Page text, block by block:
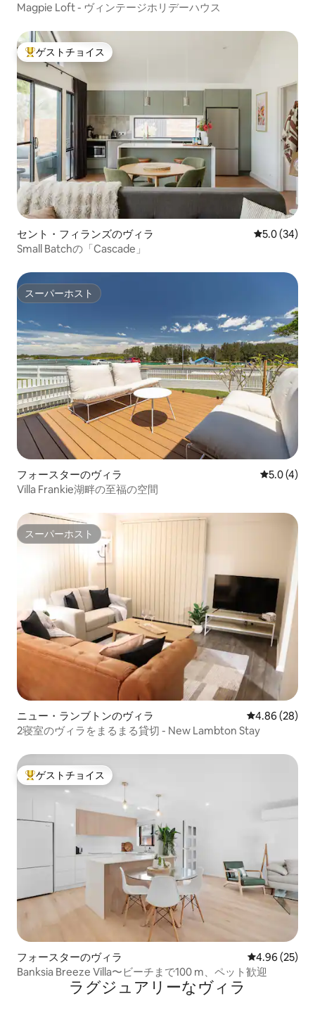
Magpie Loft - ヴィンテージホリデーハウス
大好評のゲストチョイスです。
ゲストチョイス
セント・フィランズのヴィラ レビュー34
5.0 (34)
Small Batchの「Cascade」
スーパーホスト
スーパーホスト
フォースターのヴィラ レビュー4
5.0 (4)
Villa Frankie湖畔の至福の空間
スーパーホスト
スーパーホスト
ニュー・ランブトンのヴィラ レビュー28
4.86 (28)
2寝室のヴィラをまるまる貸切 - New Lambton Stay
大好評のゲストチョイスです。
ゲストチョイス
フォースターのヴィラ レビュー25
4.96 (25)
Banksia Breeze Villa〜ビーチまで100 m、ペット歓迎
ラグジュアリーなヴィラ